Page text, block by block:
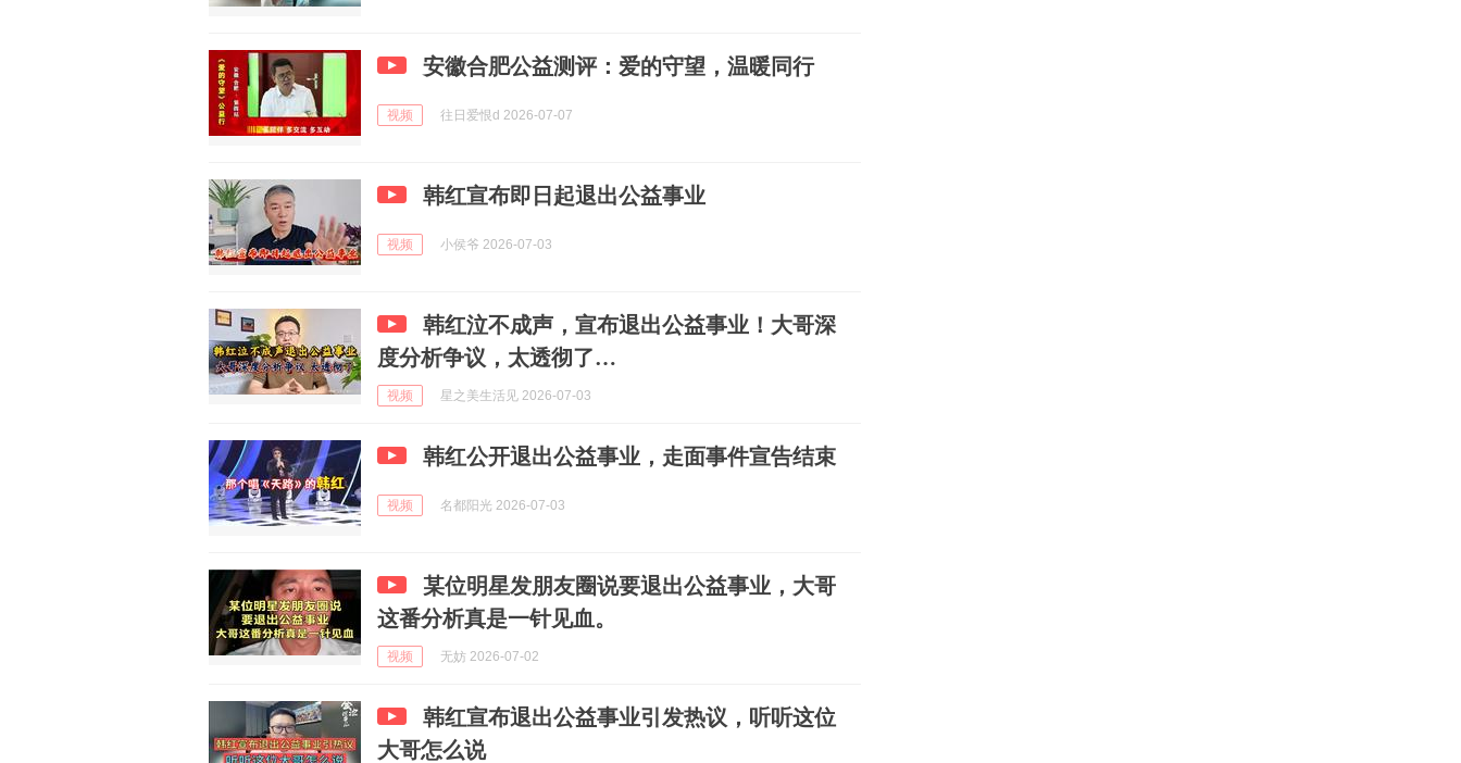
安徽合肥公益测评：爱的守望，温暖同行
视频 往日爱恨d 2026-07-07
韩红宣布即日起退出公益事业
视频 小侯爷 2026-07-03
韩红泣不成声，宣布退出公益事业！大哥深
度分析争议，太透彻了…
视频 星之美生活见 2026-07-03
韩红公开退出公益事业，走面事件宣告结束
视频 名都阳光 2026-07-03
某位明星发朋友圈说要退出公益事业，大哥
这番分析真是一针见血。
视频 无妨 2026-07-02
韩红宣布退出公益事业引发热议，听听这位
大哥怎么说